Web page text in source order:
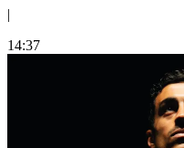
|
14:37